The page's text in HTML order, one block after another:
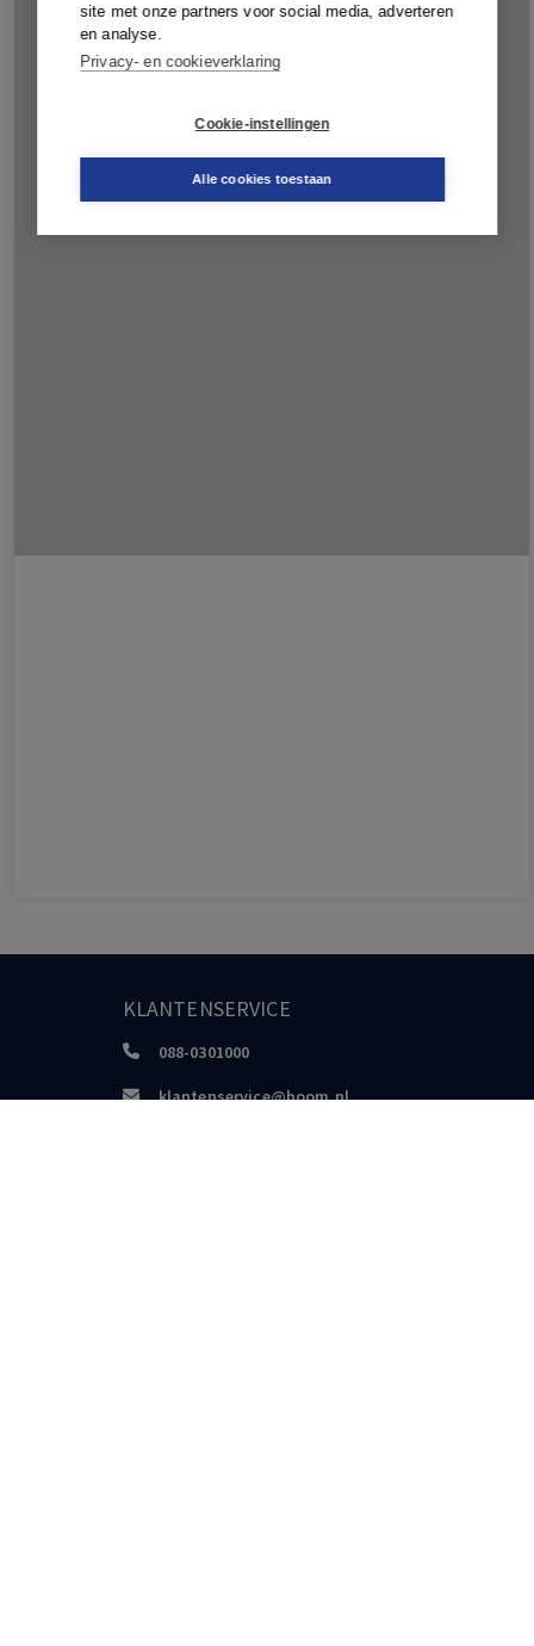
site met onze partners voor social media, adverteren
en analyse.
Privacy- en cookieverklaring
Cookie-instellingen
Alle cookies toestaan
KLANTENSERVICE
088-0301000
klantenservice@boom.nl